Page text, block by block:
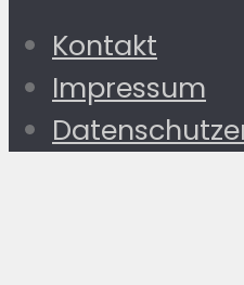
Kontakt
Impressum